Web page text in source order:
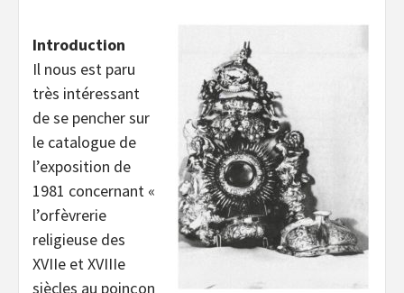
Introduction
Il nous est paru
très intéressant
de se pencher sur
le catalogue de
l’exposition de
1981 concernant «
l’orfèvrerie
religieuse des
XVIIe et XVIIIe
siècles au poinçon